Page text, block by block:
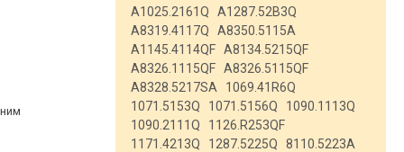
A1025.2161Q
A1287.52B3Q
A8319.4117Q
A8350.5115A
A1145.4114QF A8134.5215QF
A8326.1115QF A8326.5115QF
A8328.5217SA
1069.41R6Q
1071.5153Q
1071.5156Q
1090.1113Q
1090.2111Q
1126.R253QF
1171.4213Q
1287.5225Q
8110.5223A